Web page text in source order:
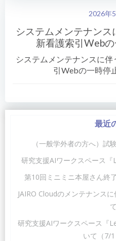
2026年
システムメンテナン
新看護索引Web
システムメンテナンスに
引Webの一時停
最近
（一般学外者の方へ）試
研究支援AIワークスペース
第10回ミニミニ本屋さん終
JAIRO Cloudのメンテナンス
て
研究支援AIワークスペース『
いて（7/1